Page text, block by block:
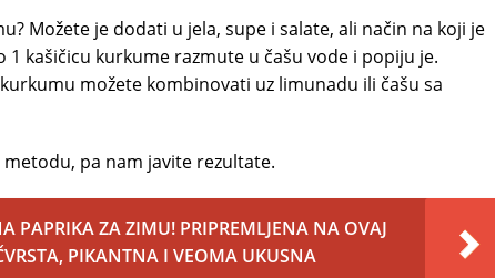
Možete je dodati u jela, supe i salate, ali način na koji je
kašičicu kurkume razmute u čašu vode i popiju je.
možete kombinovati uz limunadu ili čašu sa
pa nam javite rezultate.
PAPRIKA ZA ZIMU! PRIPREMLJENA NA OVAJ
PIKANTNA I VEOMA UKUSNA